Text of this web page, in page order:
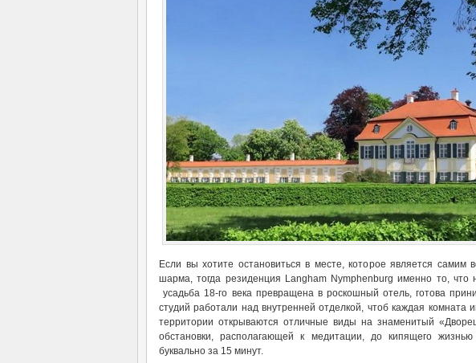
Если вы хотите остановиться в месте, которое является самим
шарма, тогда резиденция Langham Nymphenburg именно то, что
усадьба 18-го века превращена в роскошный отель, готова
студий работали над внутренней отделкой, чтоб каждая
территории открываются отличные виды на знаменитый
обстановки, располагающей к медитации, до кипящего
буквально за 15 минут.